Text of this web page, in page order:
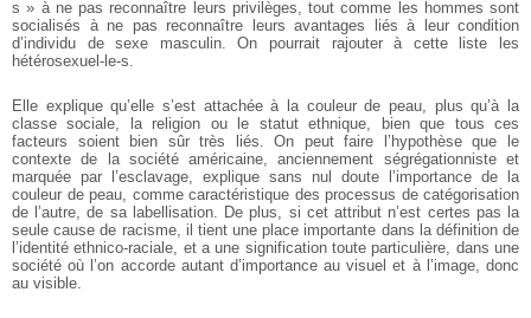
s » à ne pas reconnaître leurs privilèges, tout comme les hommes sont
socialisés à ne pas reconnaître leurs avantages liés à leur condition
d’individu de sexe masculin. On pourrait rajouter à cette liste les
hétérosexuel-le-s.
Elle explique qu’elle s’est attachée à la couleur de peau, plus qu’à la
classe sociale, la religion ou le statut ethnique, bien que tous ces
facteurs soient bien sûr très liés. On peut faire l’hypothèse que le
contexte de la société américaine, anciennement ségrégationniste et
marquée par l’esclavage, explique sans nul doute l’importance de la
couleur de peau, comme caractéristique des processus de catégorisation
de l’autre, de sa labellisation. De plus, si cet attribut n’est certes pas la
seule cause de racisme, il tient une place importante dans la définition de
l’identité ethnico-raciale, et a une signification toute particulière, dans une
société où l’on accorde autant d’importance au visuel et à l’image, donc
au visible.